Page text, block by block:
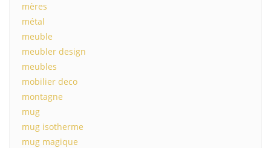
mères
métal
meuble
meubler design
meubles
mobilier deco
montagne
mug
mug isotherme
mug magique